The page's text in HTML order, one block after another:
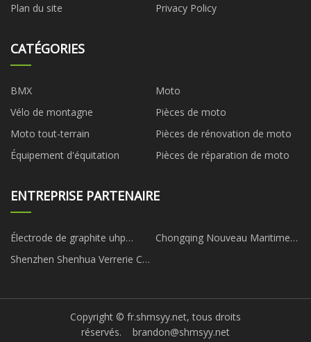
Plan du site
Privacy Policy
CATÉGORIES
BMX
Moto
Vélo de montagne
Pièces de moto
Moto tout-terrain
Pièces de rénovation de moto
Équipement d'équitation
Pièces de réparation de moto
ENTREPRISE PARTENAIRE
Électrode de graphite uhp
personnalisée
Chongqing Nouveau Maritime
Shenzhen Shenhua Verrerie Co.,
Copyright © fr.shmsyy.net, tous droits
réservés. brandon@shmsyy.net